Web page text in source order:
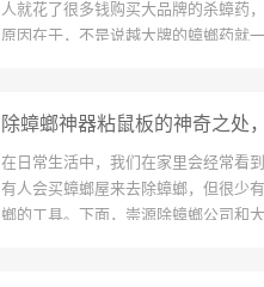
人就花了很多钱购买大品牌的杀蟑药
原因在于，不是说越大牌的蟑螂药就
除蟑螂神器粘鼠板的神奇之处
在日常生活中，我们在家里会经常看
有人会买蟑螂屋来去除蟑螂，但很少
螂的工具。下面，崇源除蟑螂公司和